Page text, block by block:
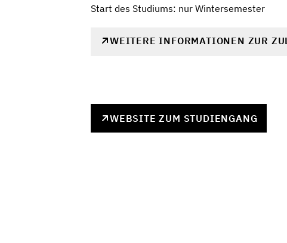
Start des Studiums: nur Wintersemester
WEITERE INFORMATIONEN ZUR
WEBSITE ZUM STUDIENGANG